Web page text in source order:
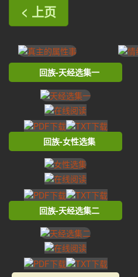
< 上页
回族-天经选集一
回族-女性选集
回族-天经选集二